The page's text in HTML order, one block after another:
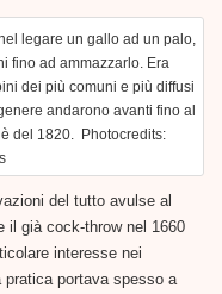
legare un gallo ad un palo,
fino ad ammazzarlo. Era
dei più comuni e più diffusi
andarono avanti fino al
del 1820. Photocredits:
del tutto avulse al
il già cock-throw nel 1660
interesse nei
portava spesso a